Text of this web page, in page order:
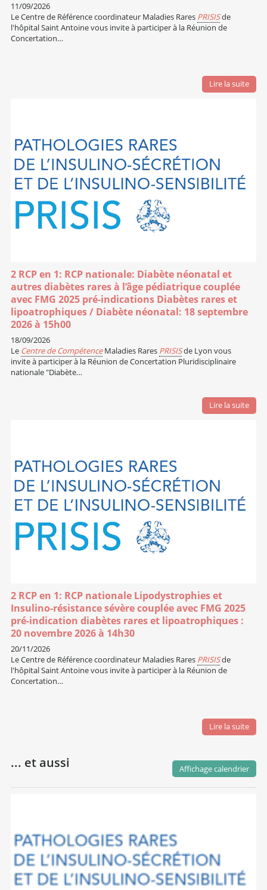
11/09/2026
Le Centre de Référence coordinateur Maladies Rares PRISISde
l'hôpital Saint Antoine vous invite à participer à la Réunion de
Concertation…
Lire la suite
2 RCP en 1: RCP nationale: Diabète néonatal et
autres diabètes rares à l’âge pédiatrique couplée
avec FMG 2025 pré-indications Diabètes rares et
lipoatrophiques / Diabète néonatal: 18 septembre
2026 à 15h00
18/09/2026
Le Centre de CompétenceMaladies Rares PRISISde Lyon vous
invite à participer à la Réunion de Concertation Pluridisciplinaire
nationale "Diabète…
Lire la suite
2 RCP en 1: RCP nationale Lipodystrophies et
Insulino-résistance sévère couplée avec FMG 2025
pré-indication diabètes rares et lipoatrophiques :
20 novembre 2026 à 14h30
20/11/2026
Le Centre de Référence coordinateur Maladies Rares PRISISde
l'hôpital Saint Antoine vous invite à participer à la Réunion de
Concertation…
Lire la suite
... et aussi Affichage calendrier